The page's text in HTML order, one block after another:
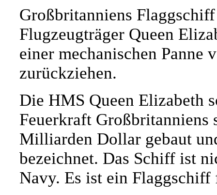
Großbritanniens
Flugzeugträger Queen
einer mechanischen Panne
zurückziehen.
Die HMS Queen Elizabeth
Feuerkraft
Milliarden Dollar gebaut
bezeichnet. Das Schiff ist
Navy. Es ist ein